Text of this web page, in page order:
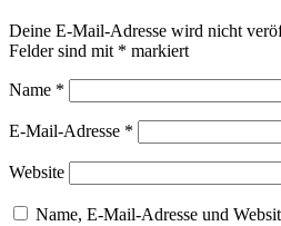
Deine E-Mail-Adresse wird nicht
Felder sind mit * markiert
Name *
E-Mail-Adresse *
Website
Name, E-Mail-Adresse und